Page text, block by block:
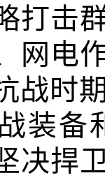
打击
网电
时期
装备
决捍